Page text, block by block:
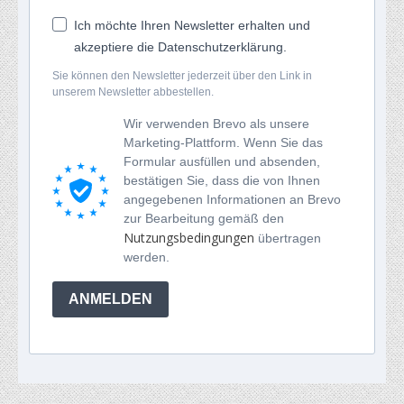
Ich möchte Ihren Newsletter erhalten und
akzeptiere die Datenschutzerklärung.
Sie können den Newsletter jederzeit über den Link in
unserem Newsletter abbestellen.
Wir verwenden Brevo als unsere
Marketing-Plattform. Wenn Sie das
Formular ausfüllen und absenden,
bestätigen Sie, dass die von Ihnen
angegebenen Informationen an Brevo
zur Bearbeitung gemäß den
Nutzungsbedingungen übertragen
werden.
ANMELDEN